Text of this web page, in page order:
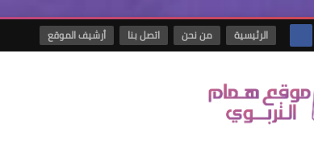
الرئيسية من نحن اتصل بنا أرشيف الموقع